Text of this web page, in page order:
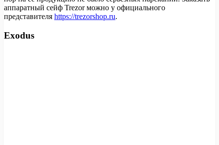
аппаратный сейф Trezor можно у официального
представителя https://trezorshop.ru.
Exodus